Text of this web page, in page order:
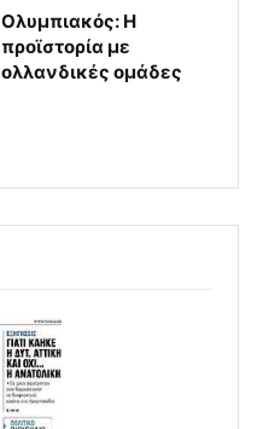
Ολυμπιακός: Η
προϊστορία με
ολλανδικές ομάδες